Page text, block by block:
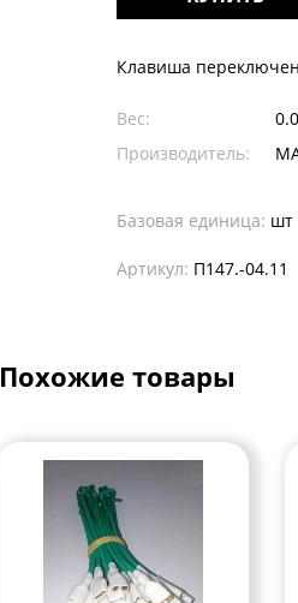
Клавиша
Вес:
Производитель:
Базовая единица: шт
Артикул: П147.-04.11
Похожие товары